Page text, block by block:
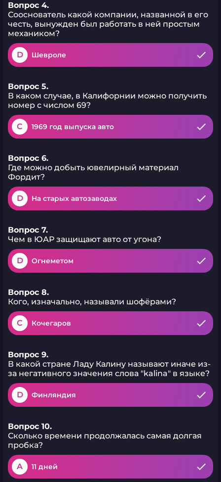
Вопрос 4.
Сооснователь какой компании, названной в его
честь, вынужден был работать в ней простым
механиком?
D Шевроле
Вопрос 5.
В каком случае, в Калифорнии можно получить
номер с числом 69?
C 1969 год выпуска авто
Вопрос 6.
Где можно добыть ювелирный материал
Фордит?
D На старых автозаводах
Вопрос 7.
Чем в ЮАР защищают авто от угона?
D Огнеметом
Вопрос 8.
Кого, изначально, называли шофёрами?
C Кочегаров
Вопрос 9.
В какой стране Ладу Калину называют иначе из-
за негативного значения слова "kalina" в языке?
D Финляндия
Вопрос 10.
Сколько времени продолжалась самая долгая
пробка?
A 11 дней